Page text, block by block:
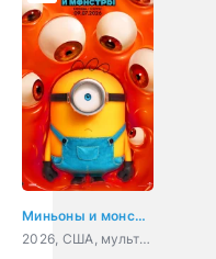
Миньоны и монстры
2026, США, мультфильм, фантастика, комедия, приключения, семейный